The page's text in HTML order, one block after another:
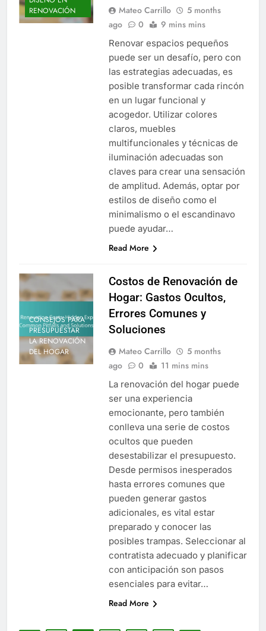
RENOVACIÓN
Mateo Carrillo
5 months
ago
0 9 mins mins
Renovar espacios pequeños
puede ser un desafío, pero con
las estrategias adecuadas, es
posible transformar cada rincón
en un lugar funcional y
acogedor. Utilizar colores
claros, muebles
multifuncionales y técnicas de
iluminación adecuadas son
claves para crear una sensación
de amplitud. Además, optar por
estilos de diseño como el
minimalismo o el escandinavo
puede ayudar…
Read More
CONSEJOS PARA
PRESUPUESTAR
LA RENOVACIÓN
DEL HOGAR
Costos de Renovación de
Hogar: Gastos Ocultos,
Errores Comunes y
Soluciones
Mateo Carrillo
5 months
ago
0 11 mins mins
La renovación del hogar puede
ser una experiencia
emocionante, pero también
conlleva una serie de costos
ocultos que pueden
desestabilizar el presupuesto.
Desde permisos inesperados
hasta errores comunes que
pueden generar gastos
adicionales, es vital estar
preparado y conocer las
posibles trampas. Seleccionar al
contratista adecuado y planificar
con anticipación son pasos
esenciales para evitar…
Read More